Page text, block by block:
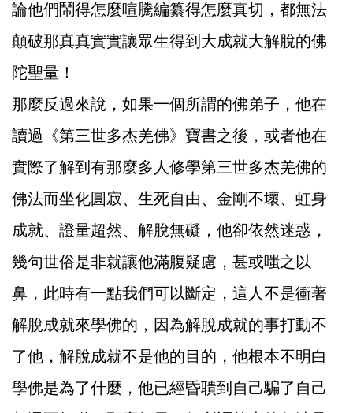
論他們鬧得怎麼喧騰編纂得怎麼真切，都無法
顛破那真真實實讓眾生得到大成就大解脫的佛
陀聖量！
那麼反過來說，如果一個所謂的佛弟子，他在
讀過《第三世多杰羌佛》寶書之後，或者他在
實際了解到有那麼多人修學第三世多杰羌佛的
佛法而坐化圓寂、生死自由、金剛不壞、虹身
成就、證量超然、解脫無礙，他卻依然迷惑，
幾句世俗是非就讓他滿腹疑慮，甚或嗤之以
鼻，此時有一點我們可以斷定，這人不是衝著
解脫成就來學佛的，因為解脫成就的事打動不
了他，解脫成就不是他的目的，他根本不明白
學佛是為了什麼，他已經昏聵到自己騙了自己